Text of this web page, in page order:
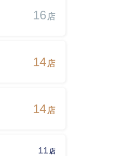
16 店
14 店
14 店
11 店